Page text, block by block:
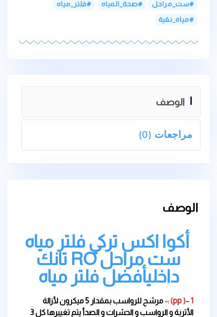
ست_مراحل
صحة_المياه
فلتر_مياه
مياه_نقية
الوصف
مراجعات (0)
الوصف
أكوا اكس تركي فلتر مياه
ست مراحل RO تانك
داخليأفضل فلتر مياه
1 –
( pp) :-
مرشح للرواسب بمقدار 5 ميكرون لأزالة
الأتربة و الرواسب و الحشرات و الصدأ يتم تغييرها كل 3